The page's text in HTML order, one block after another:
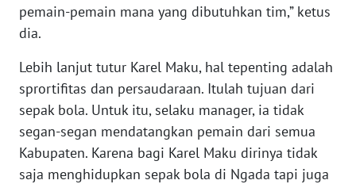
pemain-pemain mana yang dibutuhkan tim,” ketus
dia.
Lebih lanjut tutur Karel Maku, hal tepenting adalah
sprortifitas dan persaudaraan. Itulah tujuan dari
sepak bola. Untuk itu, selaku manager, ia tidak
segan-segan mendatangkan pemain dari semua
Kabupaten. Karena bagi Karel Maku dirinya tidak
saja menghidupkan sepak bola di Ngada tapi juga
WN
JATENG
WN
NUSANTARA